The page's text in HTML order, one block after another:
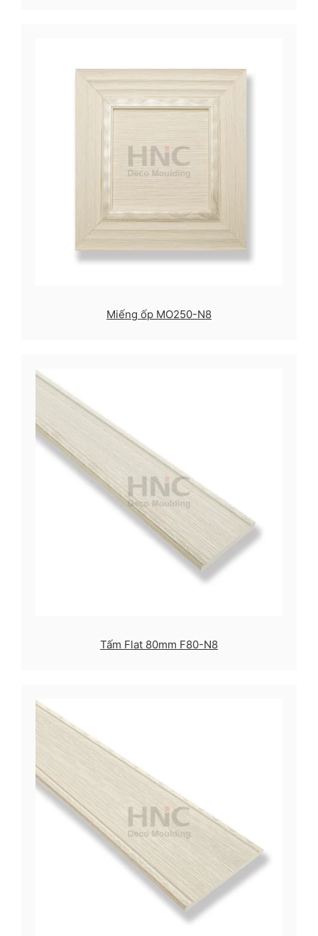
Miếng ốp MO250-N8
Tấm Flat 80mm F80-N8